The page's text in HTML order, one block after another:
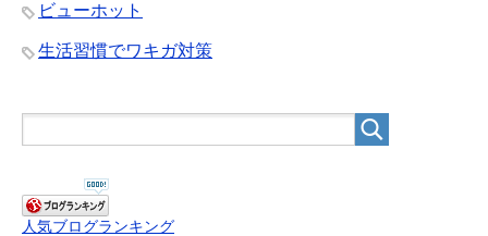
ビューホット
生活習慣でワキガ対策
人気ブログランキング